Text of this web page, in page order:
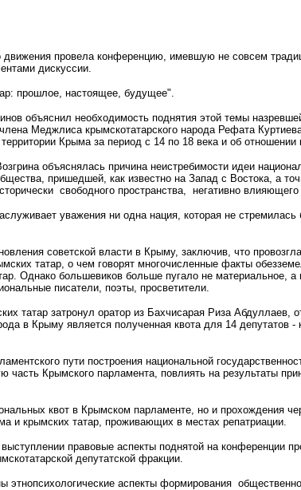
движения провела конференцию, имевшую не совсем
дискуссии.
прошлое, настоящее, будущее".
объяснил необходимость поднятия этой темы
Меджлиса крымскотатарского народа Рефата
Крыма за период с 14 по 18 века и об отношении
объяснялась причина неистребимости идеи
пришедшей, как известно на Запад с Востока, а
свободного пространства, негативно влияющего
уважения ни одна нация, которая не стремилась
советской власти в Крыму, заключив, что
татар, о чем говорят многочисленные факты
Однако большевиков больше пугало не материальное, а
писатели, поэты, просветители.
татар затронул оратор из Бахчисарая Риза Абдуллаев,
в Крыму является полученная квота для 14 депутатов -
пути построения национальной
Крымского парламента, повлиять на результаты
квот в Крымском парламенте, но и прохождения
и крымских татар, проживающих в местах репатриации.
правовые аспекты поднятой на конференции
депутатской фракции.
аспекты формирования